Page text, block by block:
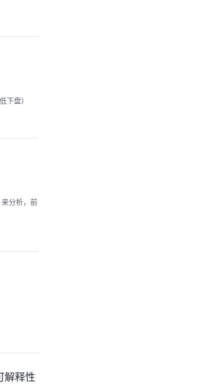
下盘）
分析，前
解释性